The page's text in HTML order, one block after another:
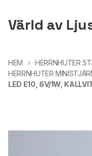
Värld av
HEM
HERRNHUTER
HERRNHUTER
LED E10, 6V/1W,